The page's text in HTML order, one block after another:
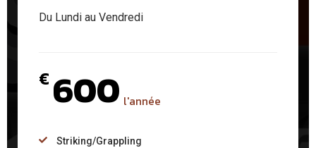
Du Lundi au Vendredi
€ 600 l'année
Striking/Grappling